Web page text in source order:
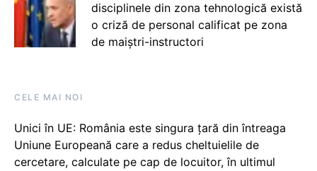
disciplinele din zona tehnologică există
o criză de personal calificat pe zona
de maiștri-instructori
CELE MAI NOI
Unici în UE: România este singura țară din întreaga
Uniune Europeană care a redus cheltuielile de
cercetare, calculate pe cap de locuitor, în ultimul